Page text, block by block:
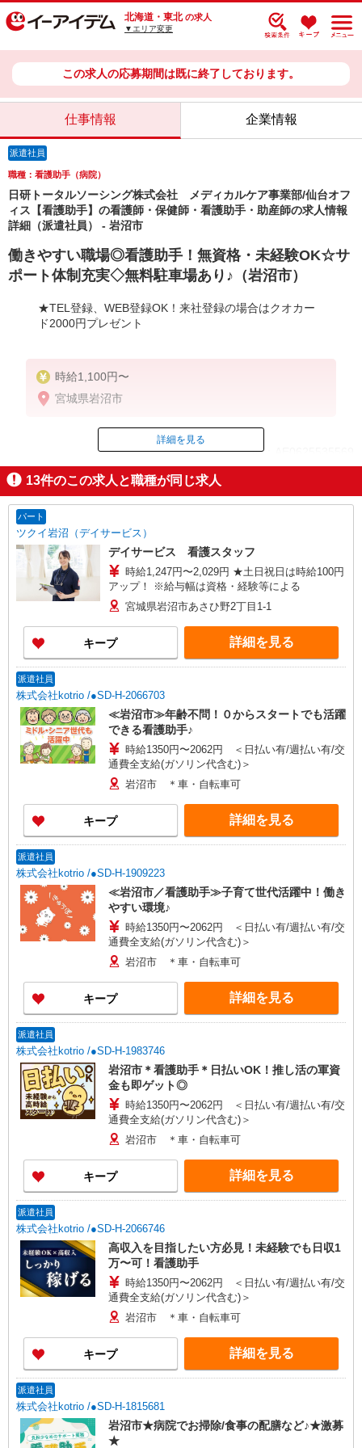
北海道・東北 の求人
▼エリア変更
この求人の応募期間は既に終了しております。
仕事情報 企業情報
派遣社員
職種：看護助手（病院）
日研トータルソーシング株式会社 メディカルケア事業部/仙台オフ
ィス【看護助手】の看護師・保健師・看護助手・助産師の求人情報
詳細（派遣社員） - 岩沼市
働きやすい職場◎看護助手！無資格・未経験OK☆サ
ポート体制充実◇無料駐車場あり♪（岩沼市）
★TEL登録、WEB登録OK！来社登録の場合はクオカー
ド2000円プレゼント
時給1,100円〜
宮城県岩沼市
ID：AE0625535569
掲載期間終了
詳細を見る
13件のこの求人と職種が同じ求人
パート
ツクイ岩沼（デイサービス）
デイサービス 看護スタッフ
時給1,247円〜2,029円 ★土日祝日は時給100円
アップ！ ※給与幅は資格・経験等による
宮城県岩沼市あさひ野2丁目1-1
キープ 詳細を見る
派遣社員
株式会社kotrio /●SD-H-2066703
≪岩沼市≫年齢不問！０からスタートでも活躍
できる看護助手♪
時給1350円〜2062円 ＜日払い有/週払い有/交
通費全支給(ガソリン代含む)＞
岩沼市 ＊車・自転車可
キープ 詳細を見る
派遣社員
株式会社kotrio /●SD-H-1909223
≪岩沼市／看護助手≫子育て世代活躍中！働き
やすい環境♪
時給1350円〜2062円 ＜日払い有/週払い有/交
通費全支給(ガソリン代含む)＞
岩沼市 ＊車・自転車可
キープ 詳細を見る
派遣社員
株式会社kotrio /●SD-H-1983746
岩沼市＊看護助手＊日払いOK！推し活の軍資
金も即ゲット◎
時給1350円〜2062円 ＜日払い有/週払い有/交
通費全支給(ガソリン代含む)＞
岩沼市 ＊車・自転車可
キープ 詳細を見る
派遣社員
株式会社kotrio /●SD-H-2066746
高収入を目指したい方必見！未経験でも日収1
万〜可！看護助手
時給1350円〜2062円 ＜日払い有/週払い有/交
通費全支給(ガソリン代含む)＞
岩沼市 ＊車・自転車可
キープ 詳細を見る
派遣社員
株式会社kotrio /●SD-H-1815681
岩沼市★病院でお掃除/食事の配膳など♪★激募
★